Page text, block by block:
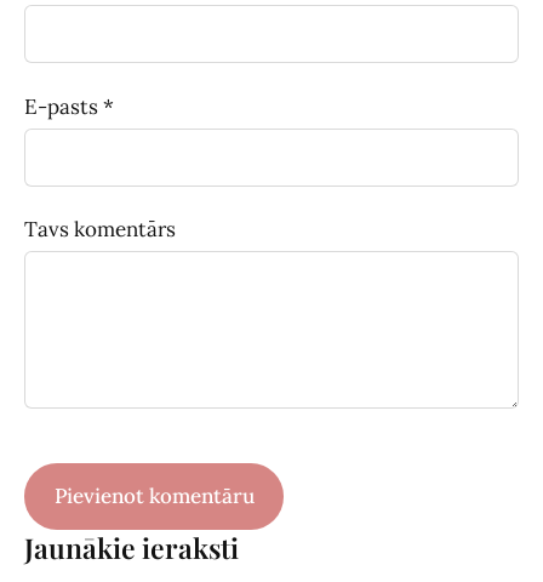
Jaunākie ieraksti
E-pasts *
Tavs komentārs